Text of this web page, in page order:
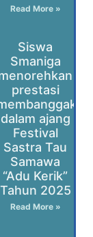
Read More »
Siswa
Smaniga
prestasi
dalam ajang
Festival
Sastra Tau
Samawa
“Adu Kerik”
Tahun 2025
Read More »